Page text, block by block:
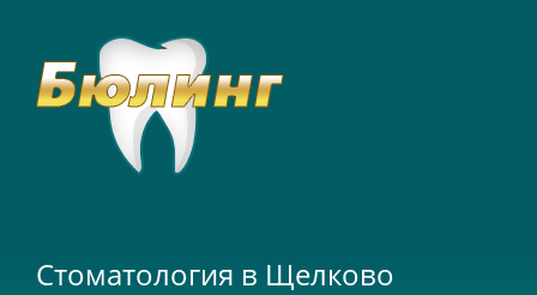
Стоматология в Щелково